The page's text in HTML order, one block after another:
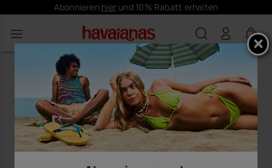
Abonnieren hierund 10% Rabatt erhalten
0